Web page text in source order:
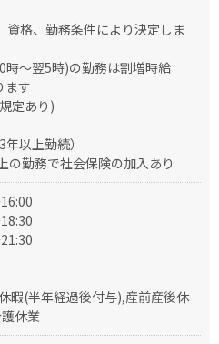
資格、勤務条件により決定しま
時～翌5時)の勤務は割増時給
ます
定あり)
以上勤続）
の勤務で社会保険の加入あり
暇(半年経過後付与),産前産後休
休業